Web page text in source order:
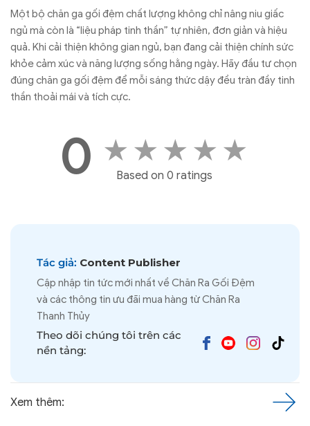
Một bộ chăn ga gối đệm chất lượng không chỉ nâng niu giấc
ngủ mà còn là “liệu pháp tinh thần” tự nhiên, đơn giản và hiệu
quả. Khi cải thiện không gian ngủ, bạn đang cải thiện chính sức
khỏe cảm xúc và năng lượng sống hằng ngày. Hãy đầu tư chọn
đúng chăn ga gối đệm để mỗi sáng thức dậy đều tràn đầy tinh
thần thoải mái và tích cực.
0 ★ ★ ★ ★ ★
Based on 0 ratings
Tác giả: Content Publisher
Cập nhập tin tức mới nhất về Chăn Ra Gối Đệm
và các thông tin ưu đãi mua hàng từ Chăn Ra
Thanh Thủy
Theo dõi chúng tôi trên các
nền tảng:
Xem thêm: